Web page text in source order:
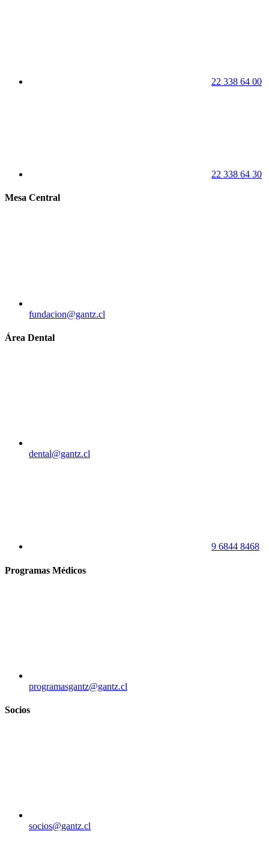
22 338 64 00
22 338 64 30
Mesa Central
fundacion@gantz.cl
Área Dental
dental@gantz.cl
9 6844 8468
Programas Médicos
programasgantz@gantz.cl
Socios
socios@gantz.cl